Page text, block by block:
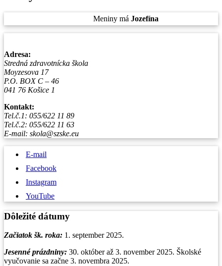
Meniny má Jozefína
Adresa:
Stredná zdravotnícka škola
Moyzesova 17
P.O. BOX C – 46
041 76 Košice 1
Kontakt:
Tel.č.1: 055/622 11 89
Tel.č.2: 055/622 11 63
E-mail: skola@szske.eu
E-mail
Facebook
Instagram
YouTube
Dôležité dátumy
Začiatok šk. roka: 1. september 2025.
Jesenné prázdniny: 30. október až 3. november 2025. Školské
vyučovanie sa začne 3. novembra 2025.